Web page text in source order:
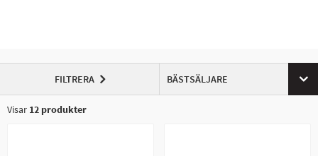
utrymmet fritt hakar du enkelt loss förankringspunkterna med ett klick
och får en fri yta i skåpet
Se till att din last är säker och välbehållen med E Track Lastlåsskenor!
FILTRERA BÄSTSÄLJARE
Visar 12 produkter